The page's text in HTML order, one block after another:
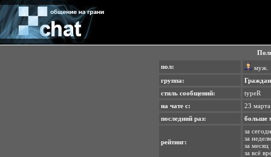
пол:
муж.
группа:
стиль сообщений:
typeR
на чате с:
23
последний раз:
больше
рейтинг:
за
за
за
за всё